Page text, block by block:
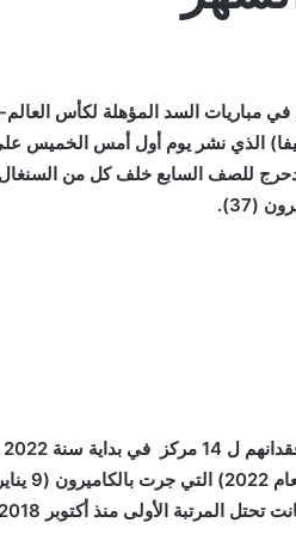
(فيفا) الذي نشر يوم أول أمس الخميس
المرتبة الأولى منذ أكتوبر 2018.